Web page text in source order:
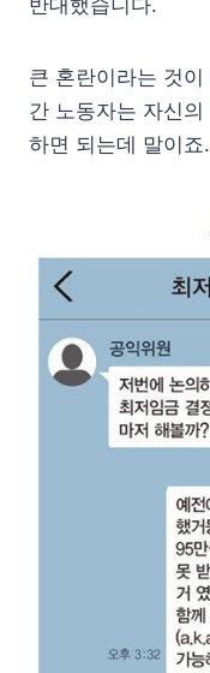
큰 혼란이라는 것
간 노동자는 자신
하면 되는데 말이죠.